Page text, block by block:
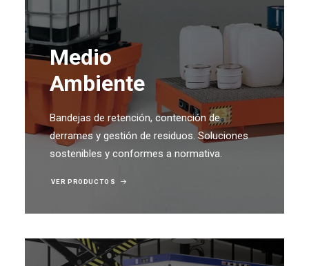
Medio
Ambiente
Bandejas de retención, contención de
derrames y gestión de residuos. Soluciones
sostenibles y conformes a normativa.
VER PRODUCTOS